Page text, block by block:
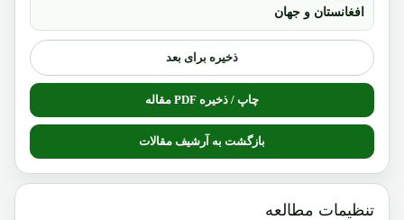
افغانستان و جهان
ذخیره برای بعد
چاپ / ذخیره PDF مقاله
بازگشت به آرشیف مقالات
تنظیمات مطالعه